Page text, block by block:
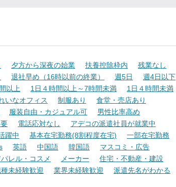
夕方から深夜の始業 扶養控除枠内
残業なし
退社早め（16時以前の終業） 週5日
週4日以下
以上 1日４時間以上～7時間未満
1日４時間未満
いなオフィス 制服あり
食堂・売店あり
服装自由・カジュアル可
男性比率高め
電話応対なし
アデコの派遣社員が就業中
躍中 基本在宅勤務(8割程度在宅)
一部在宅勤務
英語 中国語 韓国語
マスコミ・広告
パレル・コスメ メーカー
住宅・不動産・建設
未経験歓迎 業界未経験歓迎
派遣先名がわかる